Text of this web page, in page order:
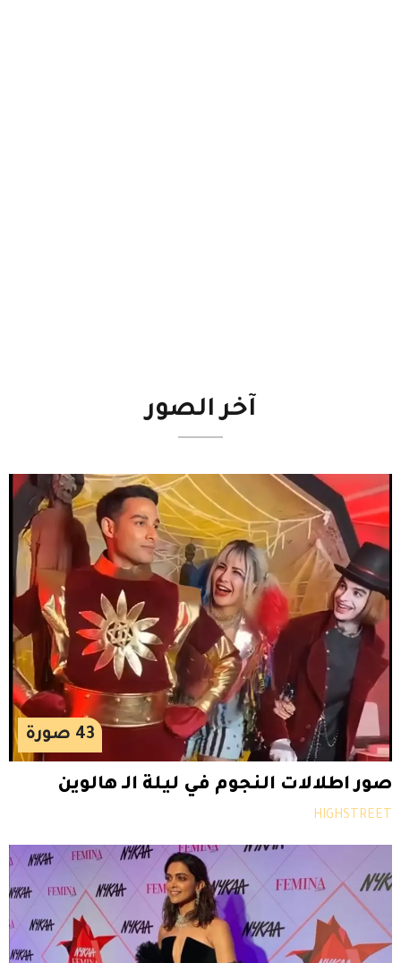
آخر الصور
43 صورة
صور اطلالات النجوم في ليلة الـ هالوين
HIGHSTREET